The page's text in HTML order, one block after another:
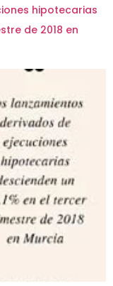
hipotecarias
de 2018 en